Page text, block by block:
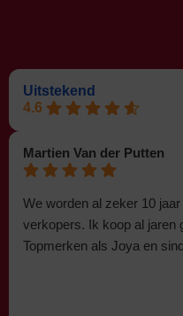
Uitstekend
4.6
Martien Van der Putten
We worden al zeker 10
verkopers. Ik koop al jaren
Topmerken als Joya en